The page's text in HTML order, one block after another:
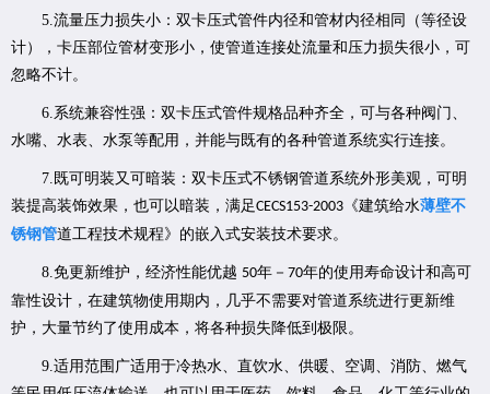
5. 流量压力损失小：双卡压式管件内径和管材内径相同（等径设
计），卡压部位管材变形小，使管道连接处流量和压力损失很小，可
忽略不计。
6. 系统兼容性强：双卡压式管件规格品种齐全，可与各种阀门、
水嘴、水表、水泵等配用，并能与既有的各种管道系统实行连接。
7. 既可明装又可暗装：双卡压式不锈钢管道系统外形美观，可明
装提高装饰效果，也可以暗装，满足CECS153-2003 《建筑给水薄壁不
锈钢管道工程技术规程》的嵌入式安装技术要求。
8. 免更新维护，经济性能优越 50年－ 70年的使用寿命设计和高可
靠性设计，在建筑物使用期内，几乎不需要对管道系统进行更新维
护，大量节约了使用成本，将各种损失降低到极限。
9. 适用范围广适用于冷热水、直饮水、供暖、空调、消防、燃气